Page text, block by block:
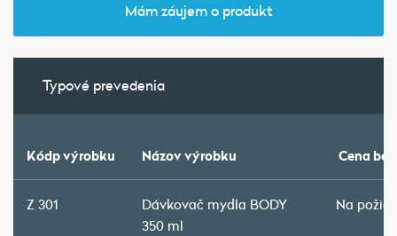
Mám záujem o produkt
Typové prevedenia
Kódp výrobku Názov výrobku Cena
Z 301
Dávkovač mydla BODY
350 ml
Na